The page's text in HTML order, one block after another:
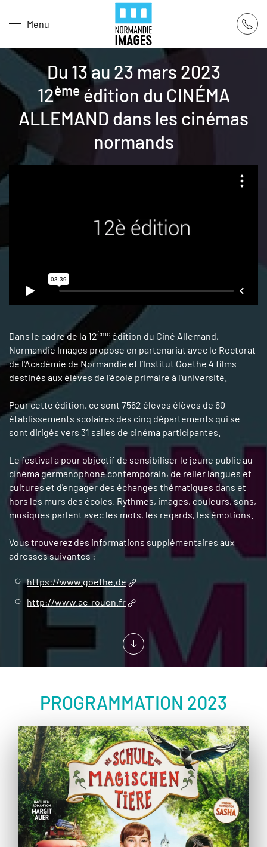
Skip to main content
Menu
Du 13 au 23 mars 2023
12èmeédition du CINÉMA
ALLEMAND dans les cinémas
normands
Dans le cadre de la 12ème édition du Ciné Allemand,
Normandie Images propose en partenariat avec le Rectorat
de l'Académie de Normandie et l’Institut Goethe 4 films
destinés aux élèves de l’école primaire à l’université.
Pour cette édition, ce sont 7562 élèves élèves de 60
établissements scolaires des cinq départements qui se
sont dirigés vers 31 salles de cinéma participantes.
Le festival a pour objectif de sensibiliser le jeune public au
cinéma germanophone contemporain, de relier langues et
cultures et d'engager des échanges thématiques dans et
hors les murs des écoles. Rythmes, images, couleurs, sons,
musiques parlent avec les mots, les regards, les émotions.
Vous trouverez des informations supplémentaires aux
adresses suivantes :
https://www.goethe.de
http://www.ac-rouen.fr
PROGRAMMATION 2023
Panneau de gestion des cookies